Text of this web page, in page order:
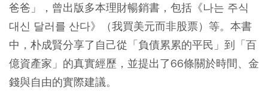
爸爸」，曾出版多本理財暢銷書，包括《나는 주식
대신 달러를 산다》（我買美元而非股票）等。本書
中，朴成賢分享了自己從「負債累累的平民」到「百
億資產家」的真實經歷，並提出了66條關於時間、金
錢與自由的實際建議。